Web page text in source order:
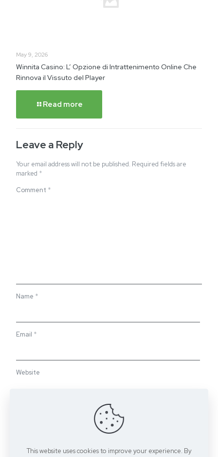
May 9, 2026
Winnita Casino: L’ Opzione di Intrattenimento Online Che
Rinnova il Vissuto del Player
Read more
Leave a Reply
Your email address will not be published. Required fields are
marked *
Comment *
Name *
Email *
Website
Save my name, email, and website in this browser for the
This website uses cookies to improve your experience. By